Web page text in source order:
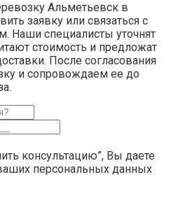
Альметьевск в
заявку или связаться с
Наши специалисты уточнят
стоимость и предложат
После согласования
и сопровождаем ее до
консультацию”, Вы даете
персональных данных